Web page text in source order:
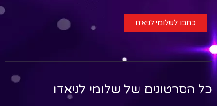
כתבו לשלומי לניאדו
כל הסרטונים של שלומי לניאדו